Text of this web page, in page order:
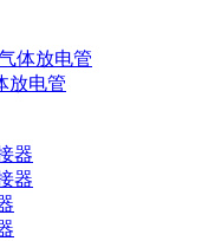
体放电管
放电管
器
器